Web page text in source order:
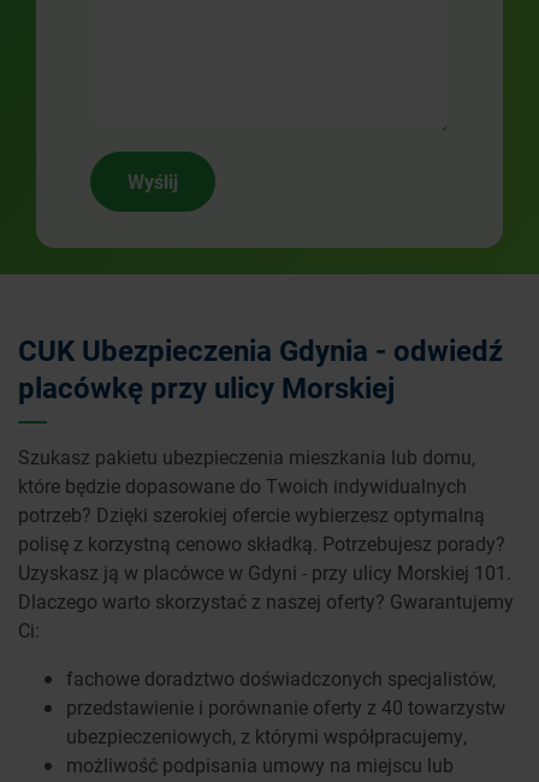
Wyślij
CUK Ubezpieczenia Gdynia - odwiedź
placówkę przy ulicy Morskiej
Szukasz pakietu ubezpieczenia mieszkania lub domu,
które będzie dopasowane do Twoich indywidualnych
potrzeb? Dzięki szerokiej ofercie wybierzesz optymalną
polisę z korzystną cenowo składką. Potrzebujesz porady?
Uzyskasz ją w placówce w Gdyni - przy ulicy Morskiej 101.
Dlaczego warto skorzystać z naszej oferty? Gwarantujemy
Ci:
fachowe doradztwo doświadczonych specjalistów,
przedstawienie i porównanie oferty z 40 towarzystw
ubezpieczeniowych, z którymi współpracujemy,
możliwość podpisania umowy na miejscu lub